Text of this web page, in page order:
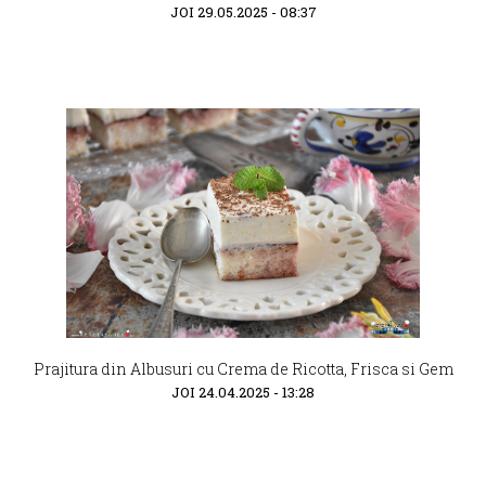
JOI 29.05.2025 - 08:37
Prajitura din Albusuri cu Crema de Ricotta, Frisca si Gem
JOI 24.04.2025 - 13:28